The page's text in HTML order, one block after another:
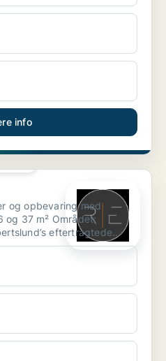
info
og opbevaring med
Området:
eftertragtede